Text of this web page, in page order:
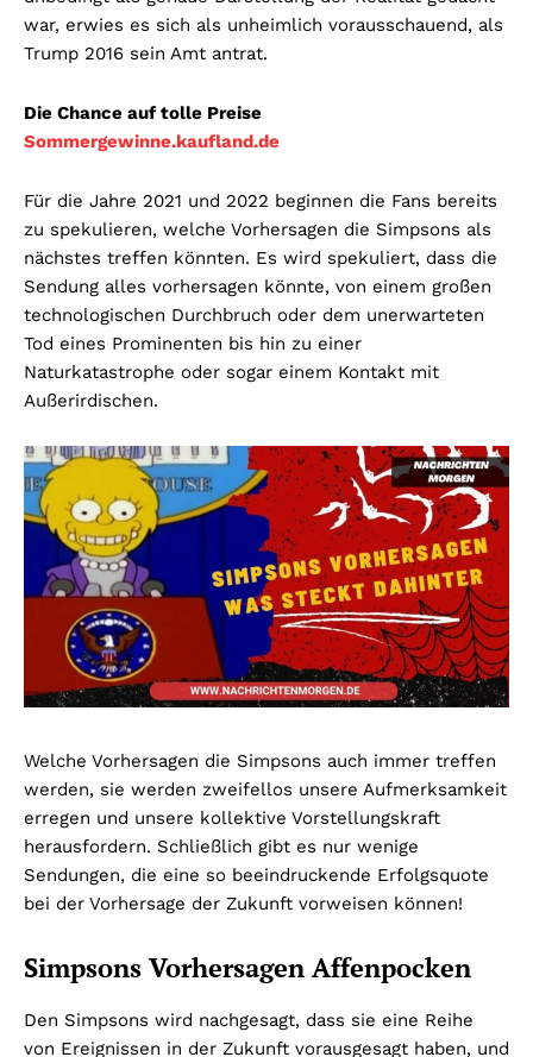
war, erwies es sich als unheimlich vorausschauend, als
Trump 2016 sein Amt antrat.
Die Chance auf tolle Preise
Sommergewinne.kaufland.de
Für die Jahre 2021 und 2022 beginnen die Fans bereits
zu spekulieren, welche Vorhersagen die Simpsons als
nächstes treffen könnten. Es wird spekuliert, dass die
Sendung alles vorhersagen könnte, von einem großen
technologischen Durchbruch oder dem unerwarteten
Tod eines Prominenten bis hin zu einer
Naturkatastrophe oder sogar einem Kontakt mit
Außerirdischen.
Welche Vorhersagen die Simpsons auch immer treffen
werden, sie werden zweifellos unsere Aufmerksamkeit
erregen und unsere kollektive Vorstellungskraft
herausfordern. Schließlich gibt es nur wenige
Sendungen, die eine so beeindruckende Erfolgsquote
bei der Vorhersage der Zukunft vorweisen können!
Simpsons Vorhersagen Affenpocken
Den Simpsons wird nachgesagt, dass sie eine Reihe
von Ereignissen in der Zukunft vorausgesagt haben, und